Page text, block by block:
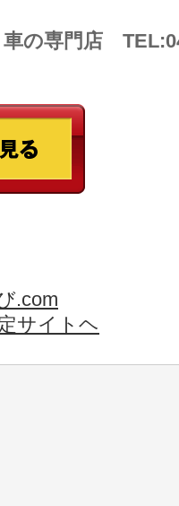
車の専門店
.com
サイトヘ